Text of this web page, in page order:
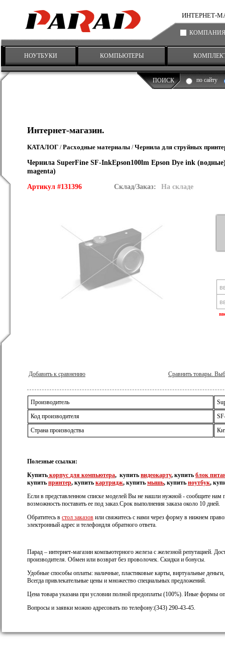
ИНТЕРНЕТ-
КОМПАНИЯ
НОУТБУКИ КОМПЬЮТЕРЫ
ПОИСК по сайту
Интернет-магазин.
КАТАЛОГ /Расходные материалы /Чернила для струйных
Чернила SuperFine SF-InkEpson100lm Epson Dye ink
magenta)
Артикул #131396
Склад/Заказ: На складе
Добавить к сравнению Сравнить товары.
Производитель
Код производителя
Страна производства
Полезные ссылки:
Купить корпус для компьютера, купить видеокарту, купить блок
купить принтер, купить картридж, купить мышь, купить ноутбук,
Если в представленном списке моделей Вы не нашли нужной - сообщите
возможность поставить ее под заказ.Срок выполнения заказа около 10 дней.
Обратитесь в стол заказов или свяжитесь с нами через форму в нижнем
электронный адрес и телефондля обратного ответа.
Парад – интернет-магазин компьютерного железа с железной репутацией.
производителя. Обмен или возврат без проволочек. Скидки и бонусы.
Удобные способы оплаты: наличные, пластиковые карты, виртуальные
Всегда привлекательные цены и множество специальных предложений.
Цена товара указана при условии полной предоплаты (100%). Иные формы
Вопросы и заявки можно адресовать по телефону:(343) 290-43-45.